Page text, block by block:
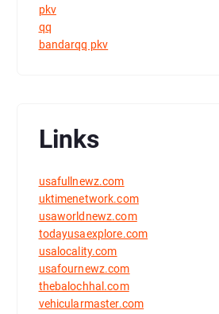
pkv
qq
bandarqq pkv
Links
usafullnewz.com
uktimenetwork.com
usaworldnewz.com
todayusaexplore.com
usalocality.com
usafournewz.com
thebalochhal.com
vehicularmaster.com